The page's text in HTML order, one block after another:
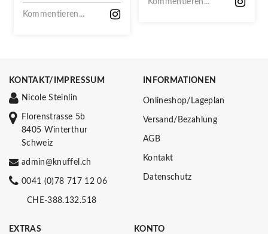
Kommentieren...
KONTAKT/IMPRESSUM
Nicole Steinlin
Florenstrasse 5b
8405 Winterthur
Schweiz
admin@knuffel.ch
0041 (0)78 717 12 06
CHE-388.132.518
INFORMATIONEN
Onlineshop/Lageplan
Versand/Bezahlung
AGB
Kontakt
Datenschutz
EXTRAS KONTO